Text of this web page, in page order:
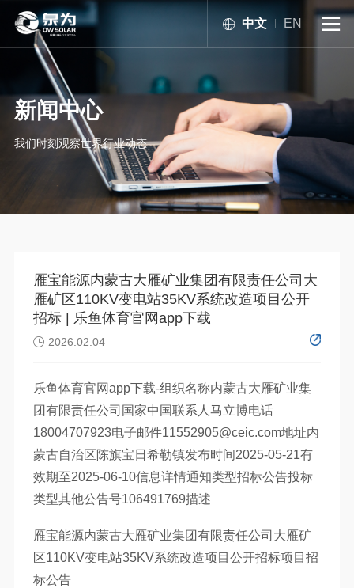
中文 EN 
新闻中心
我们时刻观察世界行业动态
雁宝能源内蒙古大雁矿业集团有限责任公司大
雁矿区110KV变电站35KV系统改造项目公开
招标 | 乐鱼体育官网app下载
 2026.02.04
乐鱼体育官网app下载-组织名称内蒙古大雁矿业集
团有限责任公司国家中国联系人马立博电话
18004707923电子邮件11552905@ceic.com地址内
蒙古自治区陈旗宝日希勒镇发布时间2025-05-21有
效期至2025-06-10信息详情通知类型招标公告投标
类型其他公告号106491769描述
雁宝能源内蒙古大雁矿业集团有限责任公司大雁矿
区110KV变电站35KV系统改造项目公开招标项目招
标公告